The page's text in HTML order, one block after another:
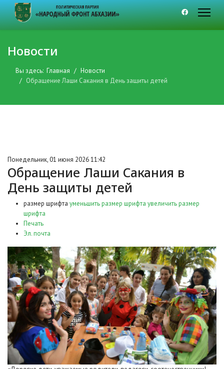
Новости
Вы здесь: Главная
Новости
Обращение Лаши Сакания в День защиты детей
Понедельник, 01 июня 2026 11:42
Обращение Лаши Сакания в
День защиты детей
размер шрифта уменьшить размер шрифта увеличить размер
шрифта
Печать
Эл. почта